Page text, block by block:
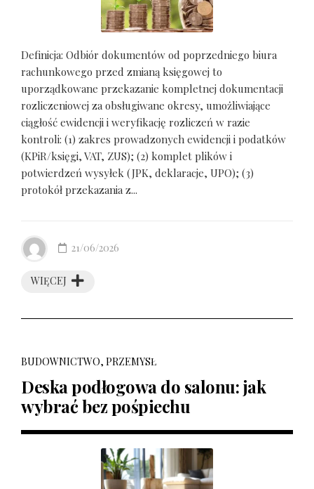
Definicja: Odbiór dokumentów od poprzedniego biura
rachunkowego przed zmianą księgowej to
uporządkowane przekazanie kompletnej dokumentacji
rozliczeniowej za obsługiwane okresy, umożliwiające
ciągłość ewidencji i weryfikację rozliczeń w razie
kontroli: (1) zakres prowadzonych ewidencji i podatków
(KPiR/księgi, VAT, ZUS); (2) komplet plików i
potwierdzeń wysyłek (JPK, deklaracje, UPO); (3)
protokół przekazania z...
WIĘCEJ
21/06/2026
BUDOWNICTWO, PRZEMYSŁ
Deska podłogowa do salonu: jak
wybrać bez pośpiechu